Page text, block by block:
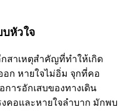
บหัวใจ
สาเหตุสำคัญที่ทำให้เกิด
ก หายใจไม่อิ่ม จุกที่คอ
การอักเสบของทางเดิน
คอและหายใจลำบาก มักพบ